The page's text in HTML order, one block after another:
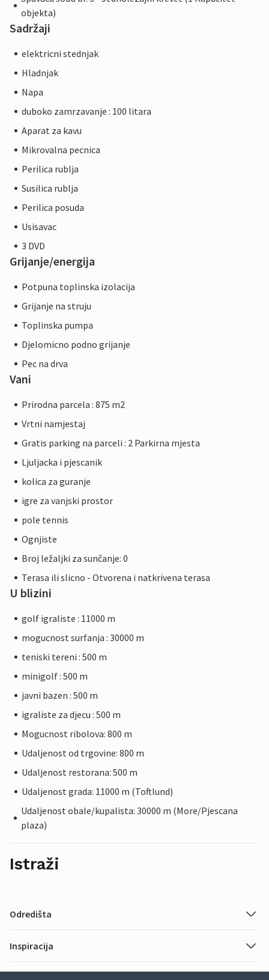
objekta)
Sadržaji
elektricni stednjak
Hladnjak
Napa
duboko zamrzavanje : 100 litara
Aparat za kavu
Mikrovalna pecnica
Perilica rublja
Susilica rublja
Perilica posuda
Usisavac
3 DVD
Grijanje/energija
Potpuna toplinska izolacija
Grijanje na struju
Toplinska pumpa
Djelomicno podno grijanje
Pec na drva
Vani
Prirodna parcela : 875 m2
Vrtni namjestaj
Gratis parking na parceli : 2 Parkirna mjesta
Ljuljacka i pjescanik
kolica za guranje
igre za vanjski prostor
pole tennis
Ognjiste
Broj ležaljki za sunčanje: 0
Terasa ili slicno - Otvorena i natkrivena terasa
U blizini
golf igraliste : 11000 m
mogucnost surfanja : 30000 m
teniski tereni : 500 m
minigolf : 500 m
javni bazen : 500 m
igraliste za djecu : 500 m
Mogucnost ribolova: 800 m
Udaljenost od trgovine: 800 m
Udaljenost restorana: 500 m
Udaljenost grada: 11000 m (Toftlund)
Udaljenost obale/kupalista: 30000 m (More/Pjescana
plaza)
Istraži
Odredišta
Inspiracija